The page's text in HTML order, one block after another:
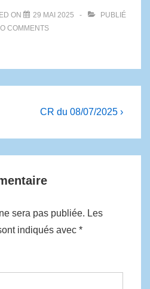
ON 29 MAI 2025
PUBLIÉ
COMMENTS
CR du 08/07/2025 ›
sera pas publiée. Les
indiqués avec *